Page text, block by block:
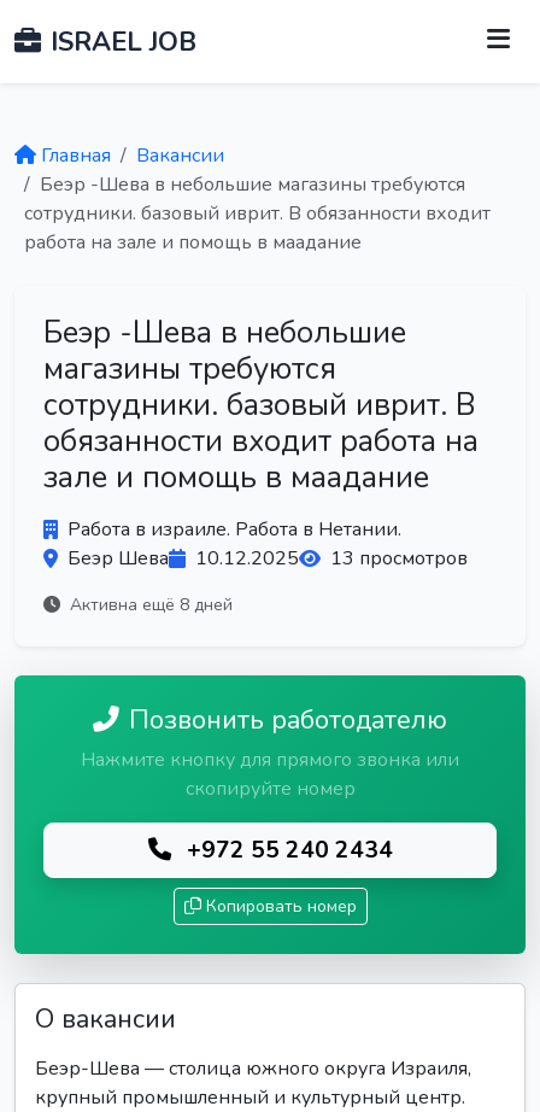
ISRAEL JOB
Главная
Вакансии
Беэр -Шева в небольшие магазины требуются
сотрудники. базовый иврит. В обязанности входит
работа на зале и помощь в маадание
Беэр -Шева в небольшие
магазины требуются
сотрудники. базовый иврит. В
обязанности входит работа на
зале и помощь в маадание
Работа в израиле. Работа в Нетании.
Беэр Шева
10.12.2025 13 просмотров
Активна ещё 8 дней
Позвонить работодателю
Нажмите кнопку для прямого звонка или
скопируйте номер
+972 55 240 2434
Копировать номер
О вакансии
Беэр-Шева — столица южного округа Израиля,
крупный промышленный и культурный центр.